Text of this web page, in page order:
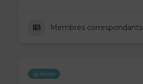
Membres correspondants
Badge